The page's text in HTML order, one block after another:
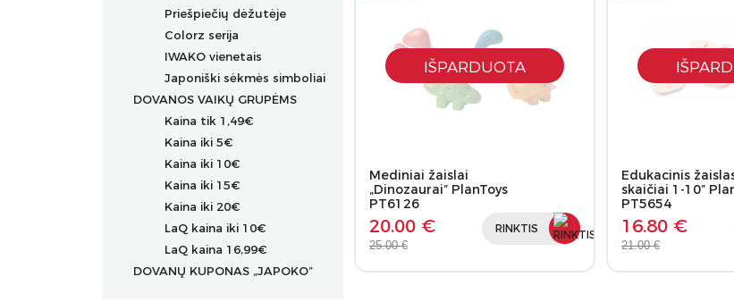
Priešpiečių dėžutėje
Colorz serija
IWAKO vienetais
Japoniški sėkmės simboliai
DOVANOS VAIKŲ GRUPĖMS
Kaina tik 1,49€
Kaina iki 5€
Kaina iki 10€
Kaina iki 15€
Kaina iki 20€
LaQ kaina iki 10€
LaQ kaina 16,99€
DOVANŲ KUPONAS „JAPOKO”
IŠPARDUOTA
Mediniai žaislai
„Dinozaurai” PlanToys
PT6126
20.00 €
25.00 €
RINKTIS
Edukacinis
skaičiai 1-10”
PT5654
16.80 €
21.00 €